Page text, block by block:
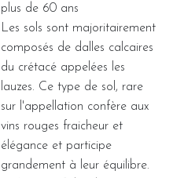
plus de 60 ans
Les sols sont majoritairement
composés de dalles calcaires
du crétacé appelées les
lauzes. Ce type de sol, rare
sur l'appellation confère aux
vins rouges fraicheur et
élégance et participe
grandement à leur équilibre.